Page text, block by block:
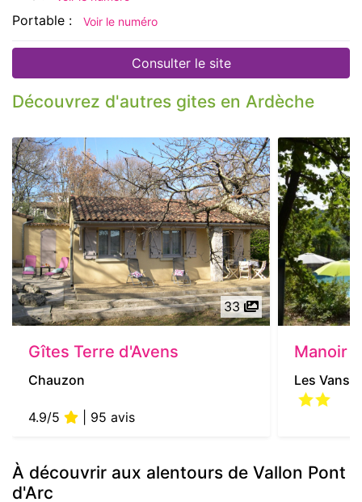
Portable : Voir le numéro
Consulter le site
Découvrez d'autres gites en Ardèche
33
Gîtes Terre d'Avens
Chauzon
4.9/5 | 95 avis
Manoir
Les Vans
À découvrir aux alentours de Vallon Pont
d'Arc